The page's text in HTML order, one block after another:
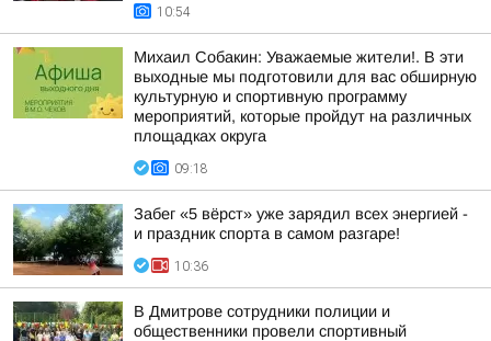
10:54
Михаил Собакин: Уважаемые жители!. В эти
выходные мы подготовили для вас обширную
культурную и спортивную программу
мероприятий, которые пройдут на различных
площадках округа
09:18
Забег «5 вёрст» уже зарядил всех энергией -
и праздник спорта в самом разгаре!
10:36
В Дмитрове сотрудники полиции и
общественники провели спортивный